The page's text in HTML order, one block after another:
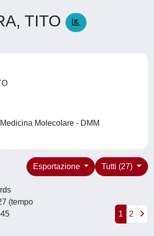
TITO
Molecolare - DMM
Tutti (27)
Esportazione
(tempo
1 2